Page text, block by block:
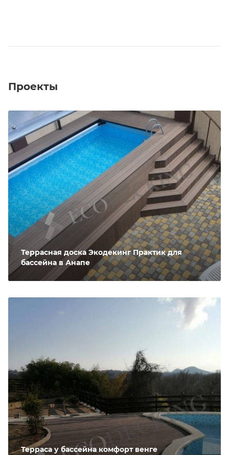
Проекты
Террасная доска Экодекинг Практик для
бассейна в Анапе
Терраса у бассейна комфорт венге